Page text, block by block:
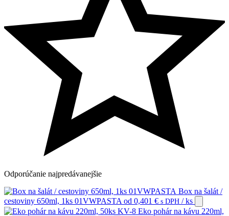
Odporúčanie najpredávanejšie
Box na šalát /
cestoviny 650ml, 1ks 01VWPASTA od 0,401 € s DPH / ks
Eko pohár na kávu 220ml,